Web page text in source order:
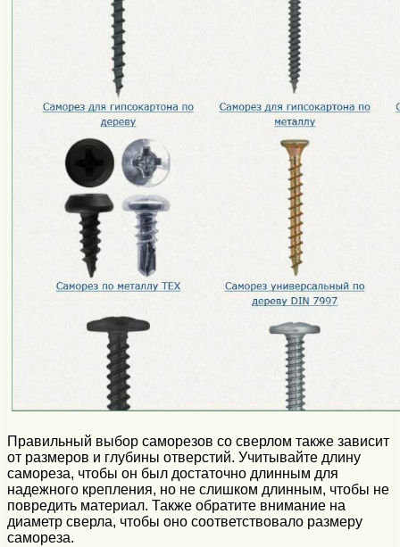
Правильный выбор саморезов со сверлом также зависит
от размеров и глубины отверстий. Учитывайте длину
самореза, чтобы он был достаточно длинным для
надежного крепления, но не слишком длинным, чтобы не
повредить материал. Также обратите внимание на
диаметр сверла, чтобы оно соответствовало размеру
самореза.